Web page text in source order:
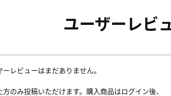
ユーザーレビ
レビューはまだありません。
のみ投稿いただけます。購入商品はログイン後、